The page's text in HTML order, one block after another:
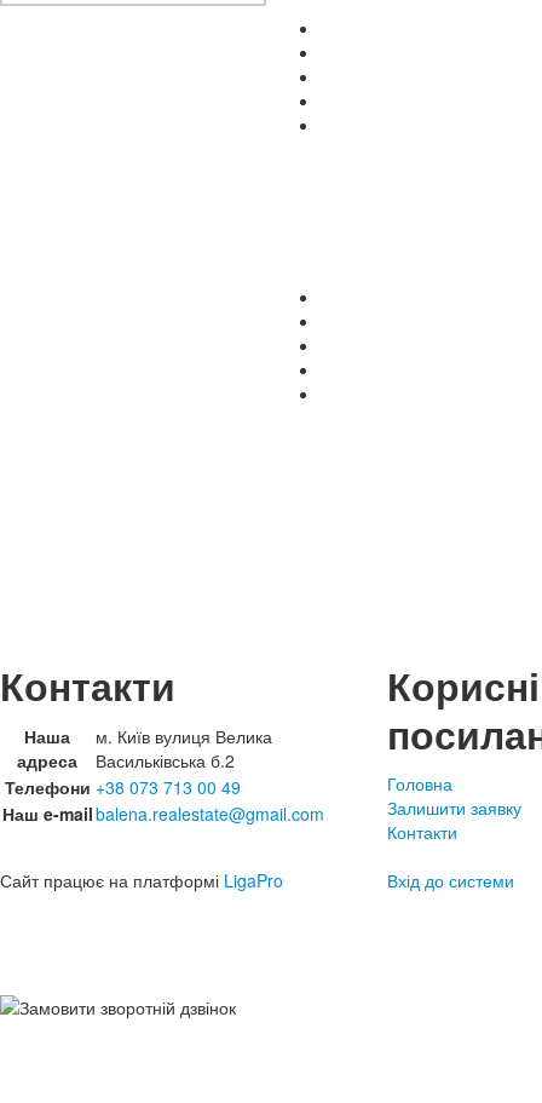
Контакти
Наша
адреса
м. Київ вулиця Велика
Васильківська б.2
Телефони +38 073 713 00 49
Наш e-mailbalena.realestate@gmail.com
Корисні
Головна
Залишити заявку
Контакти
Сайт працює на платформі LigaPro Вхід до системи